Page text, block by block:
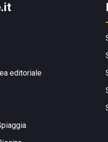
editoriale